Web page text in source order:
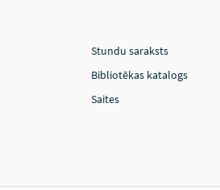
Stundu saraksts
Bibliotēkas katalogs
Saites